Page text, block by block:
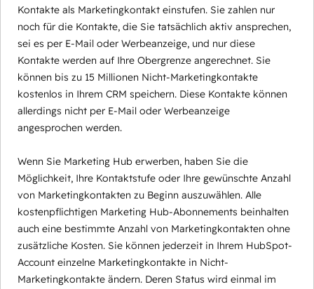
Kontakte als Marketingkontakt einstufen. Sie zahlen nur
noch für die Kontakte, die Sie tatsächlich aktiv ansprechen,
sei es per E-Mail oder Werbeanzeige, und nur diese
Kontakte werden auf Ihre Obergrenze angerechnet. Sie
können bis zu 15 Millionen Nicht-Marketingkontakte
kostenlos in Ihrem CRM speichern. Diese Kontakte können
allerdings nicht per E-Mail oder Werbeanzeige
angesprochen werden.
Wenn Sie Marketing Hub erwerben, haben Sie die
Möglichkeit, Ihre Kontaktstufe oder Ihre gewünschte Anzahl
von Marketingkontakten zu Beginn auszuwählen. Alle
kostenpflichtigen Marketing Hub-Abonnements beinhalten
auch eine bestimmte Anzahl von Marketingkontakten ohne
zusätzliche Kosten. Sie können jederzeit in Ihrem HubSpot-
Account einzelne Marketingkontakte in Nicht-
Marketingkontakte ändern. Deren Status wird einmal im